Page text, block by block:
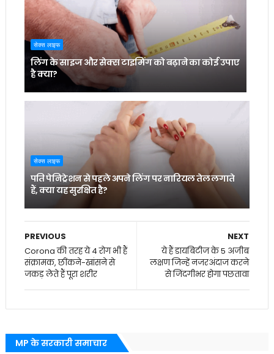
सेक्स लाइफ
लिंग के साइज और सेक्स टाइमिंग को बढ़ाने का कोई उपाए
है क्या?
सेक्स लाइफ
पति पेनिट्रेशन से पहले अपने लिंग पर नारियल तेल लगाते
हैं, क्या यह सुरक्षित है?
NEXT
ये हैं डायबिटीज के 5 अजीब
लक्षण जिन्हें नजरअंदाज करने
से जिंदगीभर होगा पछतावा
PREVIOUS
Corona की तरह ये 4 रोग भी हैं
संक्रामक, छींकने-खांसने से
जकड़ लेते हैं पूरा शरीर
MP के सरकारी समाचार